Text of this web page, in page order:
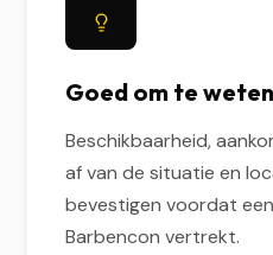
Goed om te weten
Beschikbaarheid,
af van de situatie en
bevestigen voordat
Barbencon vertrekt.